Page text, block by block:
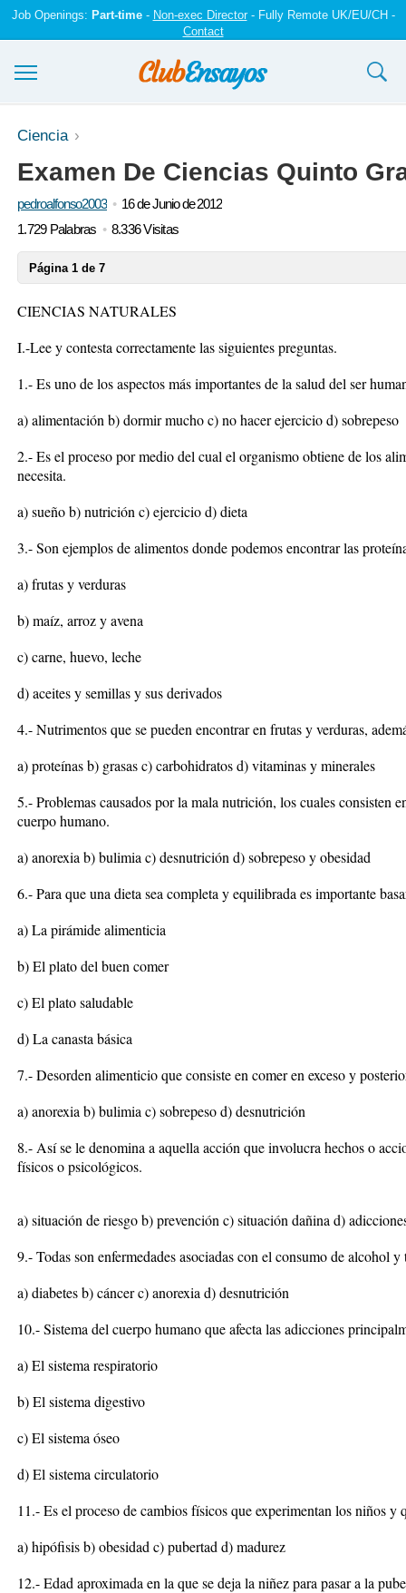
Job Openings: Part-time- Non-exec Director- Fully Remote UK/EU/CH -
Contact
Ensayos y trabajos
Registrarse
Iniciar sesión
Ciencia
Examen De Ciencias Quinto
pedroalfonso2003
16 de Junio de 2012
1.729 Palabras
8.336 Visitas
Página 1 de 7
CIENCIAS NATURALES
I.-Lee y contesta correctamente las siguientes preguntas.
1.- Es uno de los aspectos más importantes de la salud del ser
a) alimentación b) dormir mucho c) no hacer ejercicio d) sobrepeso
2.- Es el proceso por medio del cual el organismo obtiene de los
necesita.
a) sueño b) nutrición c) ejercicio d) dieta
3.- Son ejemplos de alimentos donde podemos encontrar las
a) frutas y verduras
b) maíz, arroz y avena
c) carne, huevo, leche
d) aceites y semillas y sus derivados
4.- Nutrimentos que se pueden encontrar en frutas y verduras,
a) proteínas b) grasas c) carbohidratos d) vitaminas y minerales
5.- Problemas causados por la mala nutrición, los cuales consisten
cuerpo humano.
a) anorexia b) bulimia c) desnutrición d) sobrepeso y obesidad
6.- Para que una dieta sea completa y equilibrada es importante
a) La pirámide alimenticia
b) El plato del buen comer
c) El plato saludable
d) La canasta básica
7.- Desorden alimenticio que consiste en comer en exceso y
a) anorexia b) bulimia c) sobrepeso d) desnutrición
8.- Así se le denomina a aquella acción que involucra hechos o
físicos o psicológicos.
a) situación de riesgo b) prevención c) situación dañina d)
9.- Todas son enfermedades asociadas con el consumo de alcohol y
a) diabetes b) cáncer c) anorexia d) desnutrición
10.- Sistema del cuerpo humano que afecta las adicciones
a) El sistema respiratorio
b) El sistema digestivo
c) El sistema óseo
d) El sistema circulatorio
11.- Es el proceso de cambios físicos que experimentan los niños
a) hipófisis b) obesidad c) pubertad d) madurez
12.- Edad aproximada en la que se deja la niñez para pasar a la